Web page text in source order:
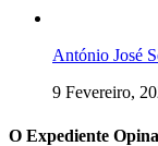
António José
9 Fevereiro,
O Expediente